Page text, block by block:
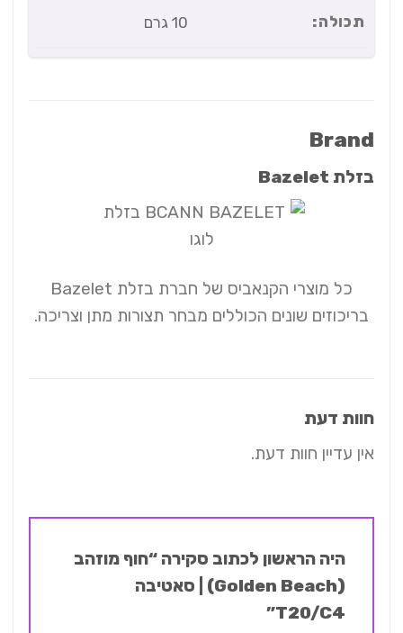
תכולה: 10 גרם
Brand
בזלת Bazelet
כל מוצרי הקנאביס של חברת בזלת Bazelet
בריכוזים שונים הכוללים מבחר תצורות מתן וצריכה.
חוות דעת
אין עדיין חוות דעת.
היה הראשון לכתוב סקירה “חוף מוזהב
(Golden Beach) | סאטיבה
T20/C4”